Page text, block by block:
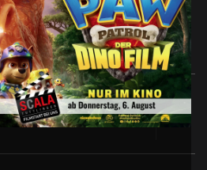
Digital 2D